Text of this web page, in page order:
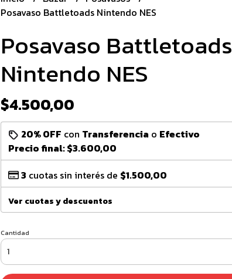
Posavaso Battletoads Nintendo NES
Posavaso Battletoads
Nintendo NES
$4.500,00
20% OFF con Transferencia o Efectivo
Precio final:$3.600,00
3 cuotas sin interés de $1.500,00
Ver cuotas y descuentos
Cantidad